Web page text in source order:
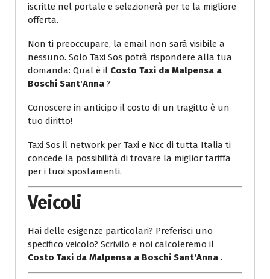
iscritte nel portale e selezionerà per te la migliore
offerta.
Non ti preoccupare, la email non sarà visibile a
nessuno. Solo Taxi Sos potrà rispondere alla tua
domanda: Qual è il Costo Taxi da Malpensa a
Boschi Sant'Anna ?
Conoscere in anticipo il costo di un tragitto è un
tuo diritto!
Taxi Sos il network per Taxi e Ncc di tutta Italia ti
concede la possibilità di trovare la miglior tariffa
per i tuoi spostamenti.
Veicoli
Hai delle esigenze particolari? Preferisci uno
specifico veicolo? Scrivilo e noi calcoleremo il
Costo Taxi da Malpensa a Boschi Sant'Anna .